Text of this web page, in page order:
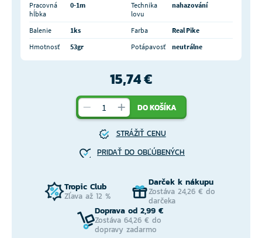
Pracovná
hĺbka
0-1m
Technika
lovu
nahazování
Balenie 1ks Farba
Real Pike
Hmotnosť
53gr Potápavosť neutrálne
15,74 €
DO KOŠÍKA
STRÁŽIŤ CENU
PRIDAŤ DO OBĽÚBENÝCH
Tropic Club
Zľava až 12 %
Darček k nákupu
Zostáva 24,26 € do
darčeka
Doprava od 2,99 €
Zostáva 64,26 € do
dopravy zadarmo